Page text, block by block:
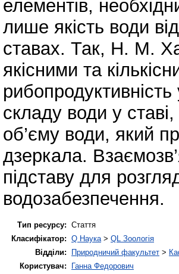
елементів,
лише якість води
ставах. Так, Н. М.
якісними та
рибопродуктивність
складу води у
об’єму води, який
дзеркала.
підставу для
водозабезпечення.
Тип ресурсу: Стаття
Класифікатор: Q Наука > QL Зоологія
Відділи:
Природничий факультет >
Користувач:
Ганна Федорович